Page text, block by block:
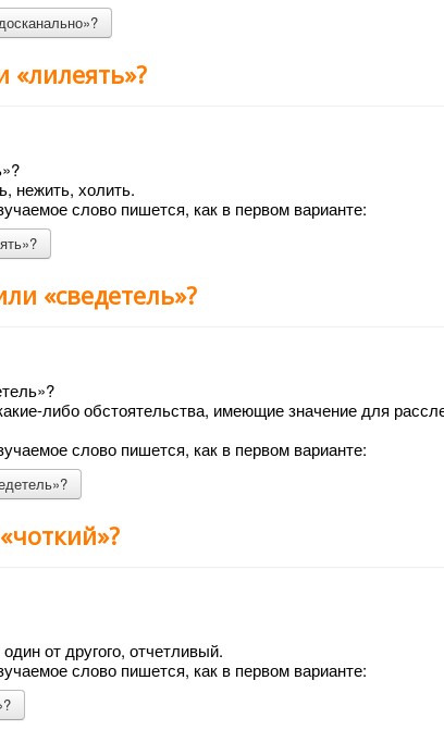
«лилеять»?
нежить, холить.
слово пишется, как в первом варианте:
«сведетель»?
либо обстоятельства, имеющие значение для
слово пишется, как в первом варианте:
от другого, отчетливый.
слово пишется, как в первом варианте: